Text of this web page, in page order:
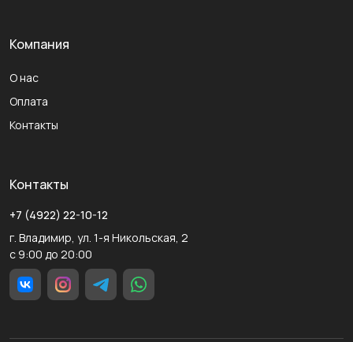
Компания
О нас
Оплата
Контакты
Контакты
+7 (4922) 22-10-12
г. Владимир, ул. 1-я Никольская, 2
с 9:00 до 20:00